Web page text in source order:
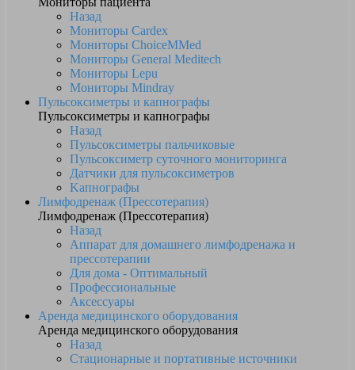
Назад
Мониторы Cardex
Мониторы ChoiceMMed
Мониторы General Meditech
Мониторы Lepu
Мониторы Mindray
Пульсоксиметры и капнографы
Пульсоксиметры и капнографы
Назад
Пульсоксиметры пальчиковые
Пульсоксиметр суточного мониторинга
Датчики для пульсоксиметров
Kапнографы
Лимфодренаж (Прессотерапия)
Лимфодренаж (Прессотерапия)
Назад
Аппарат для домашнего лимфодренажа и
прессотерапии
Для дома - Оптимальный
Профессиональные
Аксессуары
Аренда медицинского оборудования
Аренда медицинского оборудования
Назад
Стационарные и портативные источники